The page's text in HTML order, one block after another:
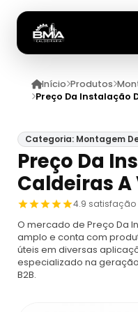
Início
Produtos
Caldeiras
Automação De
Caldeira De
Inspecao Feitas
Cotação
Montagem De
Início Produtos
Preço Da Instalação
Categoria: Montagem
Preço Da
Caldeiras
4.9 satisfação
O mercado de Preço Da
amplo e conta com
úteis em diversas
especializado na
B2B.